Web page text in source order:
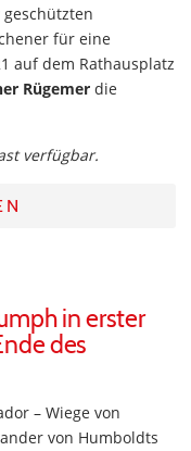
für eine
auf dem Rathausplatz
Rügemer die
verfügbar.
in erster
des
– Wiege von
von Humboldts